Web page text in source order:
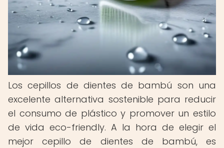
Los cepillos de dientes de bambú son una
excelente alternativa sostenible para reducir
el consumo de plástico y promover un estilo
de vida eco-friendly. A la hora de elegir el
mejor cepillo de dientes de bambú, es